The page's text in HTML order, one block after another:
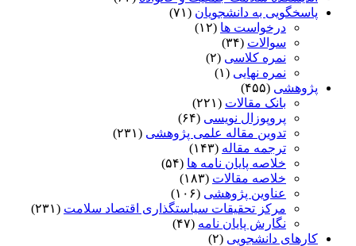
پاسخگویی به دانشجویان (۷۱)
درخواست ها (۱۲)
سوالات (۳۴)
نمره کلاسی (۲)
نمره نهایی (۱)
پژوهشی (۴۵۵)
بانک مقالات (۲۲۱)
پروپوزال نویسی (۶۴)
تدوین مقاله علمی پژوهشی (۲۳۱)
ترجمه مقاله (۱۴۳)
خلاصه پایان نامه ها (۵۴)
خلاصه مقالات (۱۸۳)
عناوین پژوهشی (۱۰۶)
مرکز تحقیقات سیاستگذاری اقتصاد سلامت (۲۳۱)
نگارش پایان نامه (۴۷)
کارهای دانشجویی (۲)